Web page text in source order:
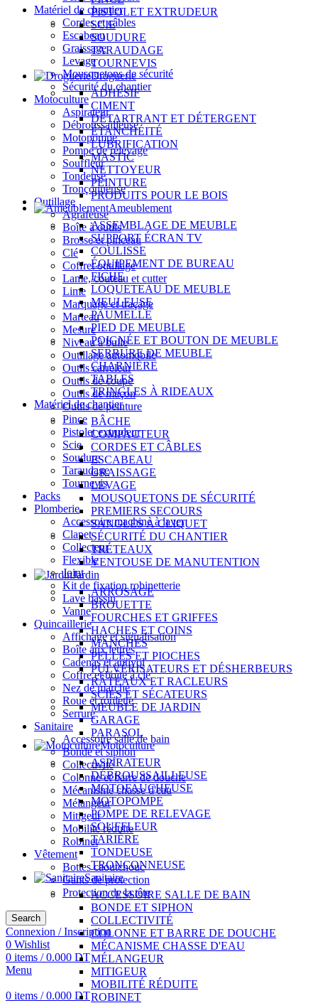
Matériel de chantier
Cordes et câbles
Escabeau
Graissage
Levage
Mousquetons de sécurité
Sécurité du chantier
Motoculture
Aspirateur
Débroussailleuse
Motopompe
Pompe de relevage
Souffleur
Tondeuse
Tronçonneuse
Outillage
Agrafeuse
Boîte à outils
Brosse et pinceau
Clé
Coffret outillage
Lame, couteau et cutter
Lime
Marquage et traçage
Marteau
Mesure
Niveau à bulle
Outillage automobile
Outils carreleur
Outils de coupe
Outils de maçon
Outils de peinture
Pince
Pistolet extrudeur
Scie
Soudure
Taraudage
Tournevis
Packs
Plomberie
Accessoire machine à laver
Clapet
Collecteur
Flexible
Joint
Kit de fixation robinetterie
Lave bassin
Vanne
Quincaillerie
Affichage et signalisation
Boîte aux lettres
Cadenas et antivol
Coffre et boîte à clé
Nez de marche
Roue et roulette
Serrure
Sanitaire
Accessoire salle de bain
Bonde et siphon
Collectivité
Colonne et barre de douche
Mécanisme chasse d'eau
Mélangeur
Mitigeur
Mobilité réduite
Robinet
Vêtement
Bottes caoutchouc
Gants de protection
Protection de la tête
Search
Connexion / Inscription
0 Wishlist
0 items / 0.000 DT
Menu
0 items / 0.000 DT
PISTOLET EXTRUDEUR
SCIE
SOUDURE
TARAUDAGE
TOURNEVIS
Droguerie
ADHÉSIF
CIMENT
DÉTARTRANT ET DÉTERGENT
ÉTANCHÉITÉ
LUBRIFICATION
MASTIC
NETTOYEUR
PEINTURE
PRODUITS POUR LE BOIS
Ameublement
ASSEMBLAGE DE MEUBLE
SUPPORT ÉCRAN TV
COULISSE
ÉQUIPEMENT DE BUREAU
FICHE
LOQUETEAU DE MEUBLE
MEULEUSE
PAUMELLE
PIED DE MEUBLE
POIGNÉE ET BOUTON DE MEUBLE
SERRURE DE MEUBLE
CHARNIÈRE
TABLES
TRINGLES À RIDEAUX
Matériel de chantier
BÂCHE
COMPACTEUR
CORDES ET CÂBLES
ESCABEAU
GRAISSAGE
LEVAGE
MOUSQUETONS DE SÉCURITÉ
PREMIERS SECOURS
SANGLES À CLIQUET
SÉCURITÉ DU CHANTIER
TRÉTEAUX
VENTOUSE DE MANUTENTION
Jardin
ARROSAGE
BROUETTE
FOURCHES ET GRIFFES
HACHES ET COINS
MANCHES
PELLES ET PIOCHES
PULVÉRISATEURS ET DÉSHERBEURS
RÂTEAUX ET RACLEURS
SCIES ET SÉCATEURS
MEUBLE DE JARDIN
GARAGE
PARASOL
Motoculture
ASPIRATEUR
DÉBROUSSAILLEUSE
MOTOFAUCHEUSE
MOTOPOMPE
POMPE DE RELEVAGE
SOUFFLEUR
TARIÈRE
TONDEUSE
TRONÇONNEUSE
Sanitaire
ACCESSOIRE SALLE DE BAIN
BONDE ET SIPHON
COLLECTIVITÉ
COLONNE ET BARRE DE DOUCHE
MÉCANISME CHASSE D'EAU
MÉLANGEUR
MITIGEUR
MOBILITÉ RÉDUITE
ROBINET